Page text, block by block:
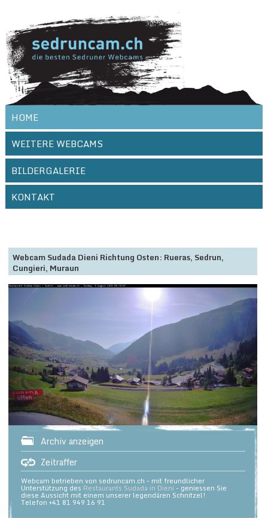
HOME
WEITERE WEBCAMS
BILDERGALERIE
KONTAKT
Webcam Sudada Dieni Richtung Osten: Rueras, Sedrun,
Cungieri, Muraun
Archiv anzeigen
Zeitraffer
Webcam betrieben von sedruncam.ch - mit freundlicher
Unterstützung des Restaurants Sudada in Dieni - geniessen Sie
diese Aussicht mit einem unserer legendären Schnitzel!
Telefon +41 81 949 16 91